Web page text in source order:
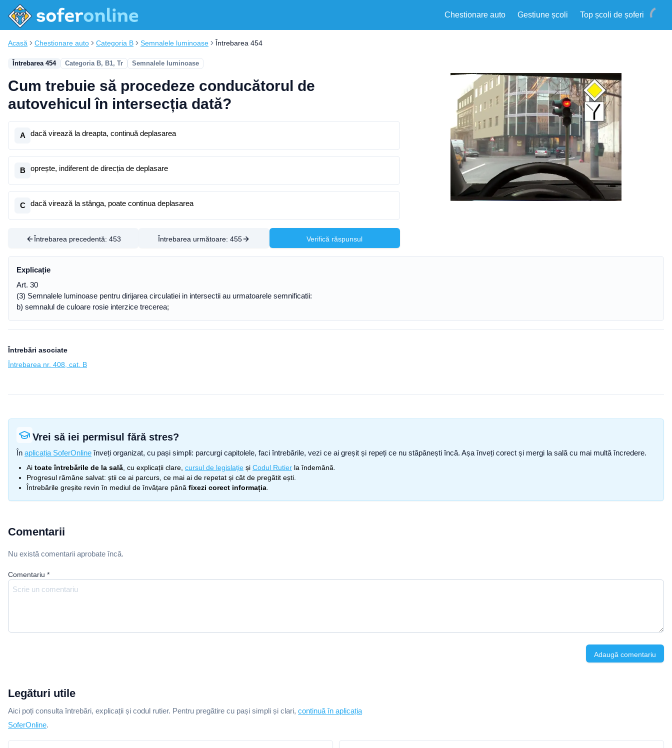
Chestionare auto Gestiune școli Top școli de șoferi
Acasă Chestionare auto Categoria B Semnalele luminoase Întrebarea 454
Întrebarea 454 Categoria B, B1, Tr Semnalele luminoase
Cum trebuie să procedeze conducătorul de
autovehicul în intersecția dată?
A dacă virează la dreapta, continuă deplasarea
B oprește, indiferent de direcția de deplasare
C dacă virează la stânga, poate continua deplasarea
Întrebarea precedentă: 453 Întrebarea următoare: 455 Verifică răspunsul
Explicație
Art. 30
(3) Semnalele luminoase pentru dirijarea circulatiei in intersectii au urmatoarele semnificatii:
b) semnalul de culoare rosie interzice trecerea;
Întrebări asociate
Întrebarea nr. 408, cat. B
Vrei să iei permisul fără stres?
În aplicația SoferOnline înveți organizat, cu pași simpli: parcurgi capitolele, faci întrebările, vezi ce ai greșit și repeți ce nu stăpânești încă. Așa înveți corect și mergi la sală cu mai multă încredere.
Ai toate întrebările de la sală , cu explicații clare, cursul de legislație și Codul Rutier la îndemână.
Progresul rămâne salvat: știi ce ai parcurs, ce mai ai de repetat și cât de pregătit ești.
Întrebările greșite revin în mediul de învățare până fixezi corect informația
Comentarii
Nu există comentarii aprobate încă.
Comentariu *
Adaugă comentariu
Legături utile
Aici poți consulta întrebări, explicații și codul rutier. Pentru pregătire cu pași simpli și clari, continuă în aplicația
SoferOnline.